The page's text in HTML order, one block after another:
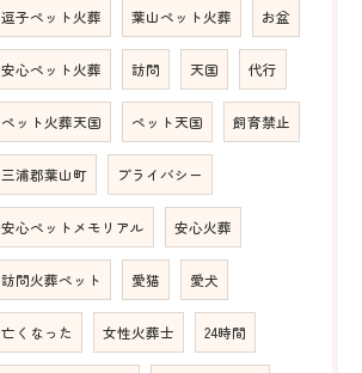
逗子ペット火葬 葉山ペット火葬 お盆
安心ペット火葬 訪問 天国 代行
ペット火葬天国 ペット天国 飼育禁止
三浦郡葉山町 プライバシー
安心ペットメモリアル 安心火葬
訪問火葬ペット 愛猫 愛犬
亡くなった 女性火葬士 24時間